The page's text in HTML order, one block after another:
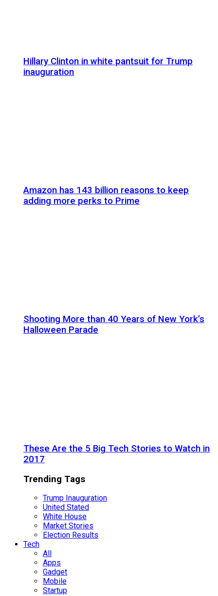
Hillary Clinton in white pantsuit for Trump
inauguration
Amazon has 143 billion reasons to keep
adding more perks to Prime
Shooting More than 40 Years of New York’s
Halloween Parade
These Are the 5 Big Tech Stories to Watch in
2017
Trending Tags
Trump Inauguration
United Stated
White House
Market Stories
Election Results
Tech
All
Apps
Gadget
Mobile
Startup